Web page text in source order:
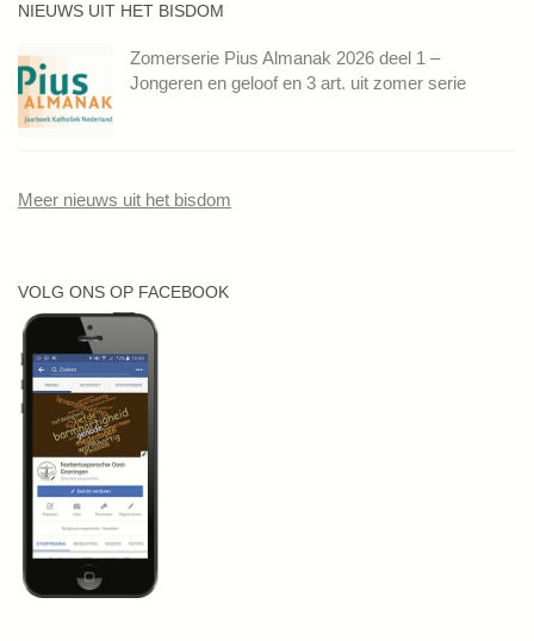
NIEUWS UIT HET BISDOM
Zomerserie Pius Almanak 2026 deel 1 –
Jongeren en geloof en 3 art. uit zomer serie
Meer nieuws uit het bisdom
VOLG ONS OP FACEBOOK